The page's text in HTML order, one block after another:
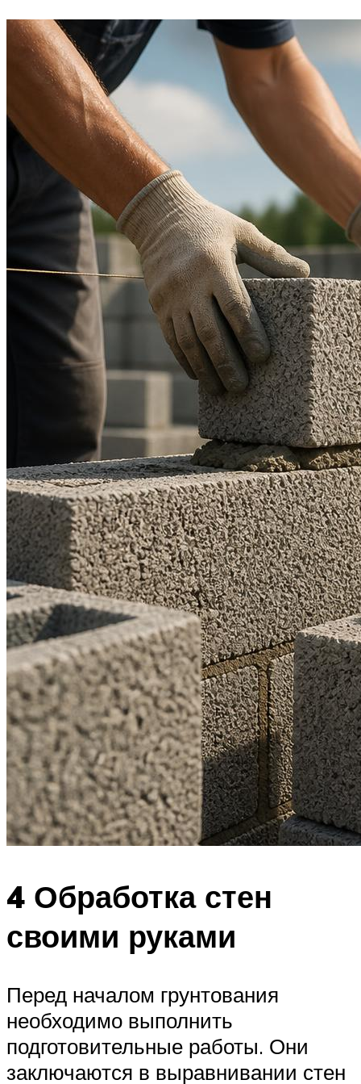
4 Обработка стен
своими руками
Перед началом грунтования
необходимо выполнить
подготовительные работы. Они
заключаются в выравнивании стен